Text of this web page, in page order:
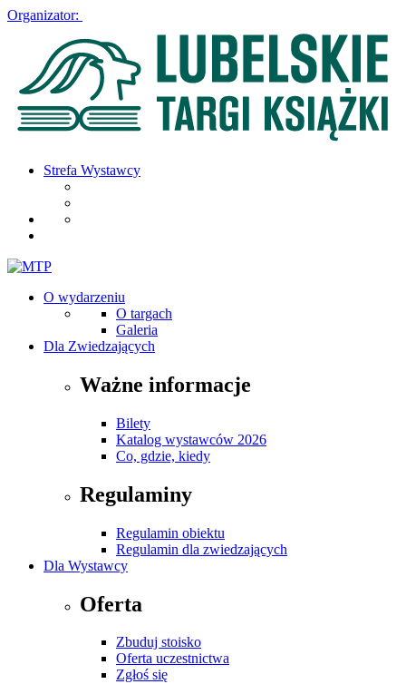
Organizator:
Strefa Wystawcy
O wydarzeniu
O targach
Galeria
Dla Zwiedzających
Ważne informacje
Bilety
Katalog wystawców 2026
Co, gdzie, kiedy
Regulaminy
Regulamin obiektu
Regulamin dla zwiedzających
Dla Wystawcy
Oferta
Zbuduj stoisko
Oferta uczestnictwa
Zgłoś się